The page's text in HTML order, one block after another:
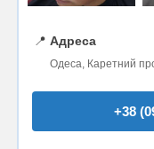
📍 Адреса
Одеса, Каретний
+38